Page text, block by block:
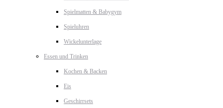
Spielmatten & Babygym
Spieluhren
Wickelunterlage
Essen und Trinken
Kochen & Backen
Eis
Geschirrsets